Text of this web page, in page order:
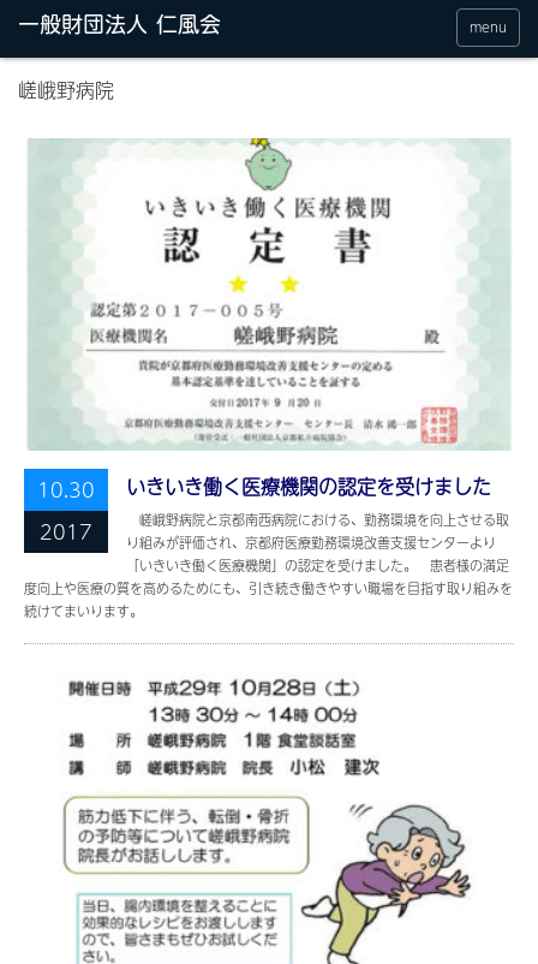
menu
嵯峨野病院
10.30
2017
いきいき働く医療機関の認定を受けました
嵯峨野病院と京都南西病院における、勤務環境を向上させる取
り組みが評価され、京都府医療勤務環境改善支援センターより
「いきいき働く医療機関」の認定を受けました。 患者様の満足
度向上や医療の質を高めるためにも、引き続き働きやすい職場を目指す取り組みを
続けてまいります。